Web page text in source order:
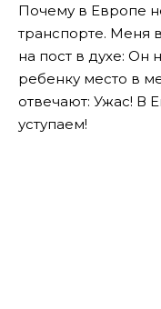
Почему в Европе
транспорте. Меня
на пост в духе: Он
ребенку место в
отвечают: Ужас! В
уступаем!